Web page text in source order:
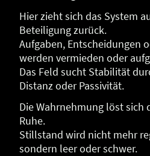
Hier zieht sich das System
Beteiligung zurück.
Aufgaben, Entscheidungen
werden vermieden oder
Das Feld sucht Stabilität
Distanz oder Passivität.
Die Wahrnehmung löst sich
Ruhe.
Stillstand wird nicht mehr
sondern leer oder schwer.